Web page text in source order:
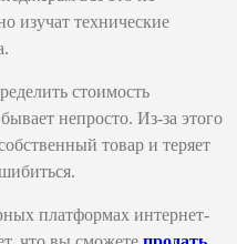
изучат технические
стоимость
непросто. Из-за этого
товар и теряет
платформах интернет-